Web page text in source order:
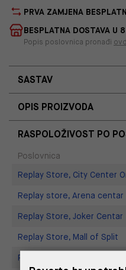
PRVA ZAMJENA
BESPLATNA DOSTAVA U
Popis poslovnica pronađi
SASTAV
OPIS PROIZVODA
RASPOLOŽIVOST PO
Poslovnica
Replay Store, City Center
Replay store, Arena centar
Replay Store, Joker Centar
Replay Store, Mall of Split
Replay store, Tower Centar